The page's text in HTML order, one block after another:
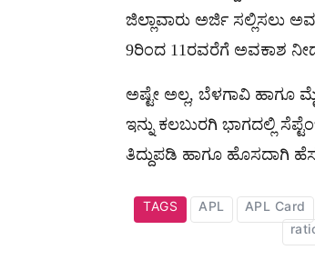
ಜಿಲ್ಲಾವಾರು ಅರ್ಜಿ ಸಲ್ಲಿಸಲು
9ರಿಂದ 11ರವರೆಗೆ ಅವಕಾಶ
ಅಷ್ಟೇ ಅಲ್ಲ, ಬೆಳಗಾವಿ ಹಾಗೂ
ಇನ್ನು ಕಲಬುರಗಿ ಭಾಗದಲ್ಲಿ
ತಿದ್ದುಪಡಿ ಹಾಗೂ ಹೊಸದಾಗಿ
TAGS APL APL Card